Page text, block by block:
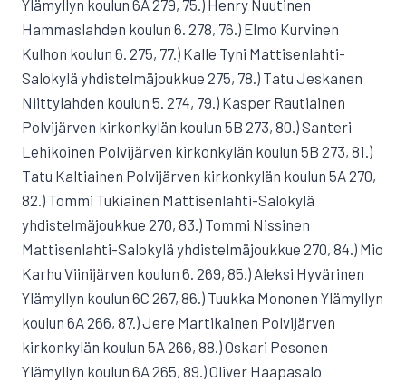
Ylämyllyn koulun 6A 279, 75.) Henry Nuutinen
Hammaslahden koulun 6. 278, 76.) Elmo Kurvinen
Kulhon koulun 6. 275, 77.) Kalle Tyni Mattisenlahti-
Salokylä yhdistelmäjoukkue 275, 78.) Tatu Jeskanen
Niittylahden koulun 5. 274, 79.) Kasper Rautiainen
Polvijärven kirkonkylän koulun 5B 273, 80.) Santeri
Lehikoinen Polvijärven kirkonkylän koulun 5B 273, 81.)
Tatu Kaltiainen Polvijärven kirkonkylän koulun 5A 270,
82.) Tommi Tukiainen Mattisenlahti-Salokylä
yhdistelmäjoukkue 270, 83.) Tommi Nissinen
Mattisenlahti-Salokylä yhdistelmäjoukkue 270, 84.) Mio
Karhu Viinijärven koulun 6. 269, 85.) Aleksi Hyvärinen
Ylämyllyn koulun 6C 267, 86.) Tuukka Mononen Ylämyllyn
koulun 6A 266, 87.) Jere Martikainen Polvijärven
kirkonkylän koulun 5A 266, 88.) Oskari Pesonen
Ylämyllyn koulun 6A 265, 89.) Oliver Haapasalo